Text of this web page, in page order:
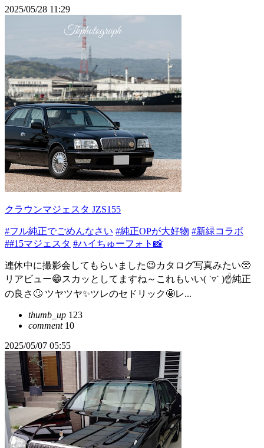
2025/05/28 11:29
クラウンマジェスタ JZS155
#フル純正でごめんなさい #純正OPが大好物 #新緑コラボ
##15マジェスタ #ハイちゅーフォト📸
連休中に撮影会してもらいました😉カタログ写真みたい🥺
リアビュー😁スカッとしてますね～これもいい( ˙▿˙ )☝純正
の良さ🙄 ツヤツヤ✨ツレのセドリック🤩レ...
thumb_up 123
comment10
2025/05/07 05:55